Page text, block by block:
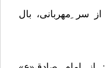
سر ِمهربانى، بال